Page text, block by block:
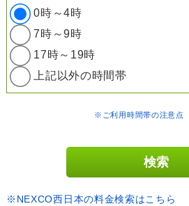
0時～4時
7時～9時
17時～19時
上記以外の時間帯
※ご利用時間帯の注意
※NEXCO西日本の料金検索はこちら